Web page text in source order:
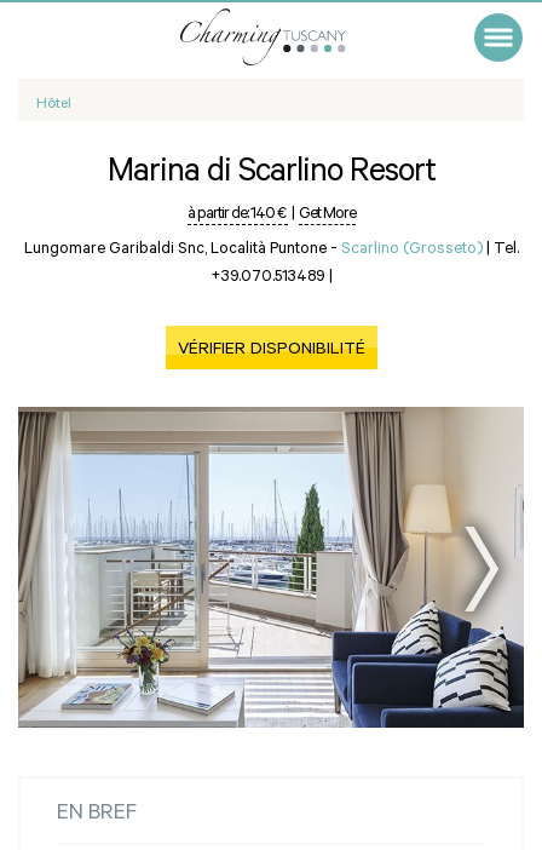
Hôtel
Marina di Scarlino Resort
à partir de:140 € | Get More
Lungomare Garibaldi Snc, Località Puntone - Scarlino (Grosseto) | Tel.
+39.070.513489 |
VÉRIFIER DISPONIBILITÉ
EN BREF